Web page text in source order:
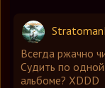
Всегда ржачно
Судить по
альбоме? XDDD